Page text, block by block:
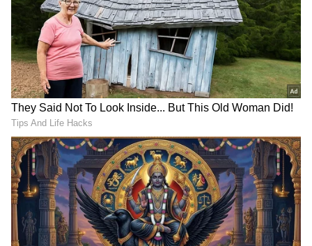
ಸಂಪ್ರದಾಯದ ಪ್ರಕಾರ, ಪರಕಮಣಿ ಎಂದರೆ ದೇಣಿಗೆಗಳ
ಸರಿಯಾದ ಎಣಿಕೆ ಮತ್ತು ಲೆಕ್ಕಪತ್ರ ನಿರ್ವಹಣೆ. ಇದು 2023
ರಿಂದ ಆರಂಭಗೊಂಡು, ತಿರುಮಲ ತಿರುಪತಿ ದೇವಸ್ಥಾನಗಳು
(TTD) ಹೊಸ, ಹೈಟೆಕ್ ಪರಕಮಣಿ ಕಟ್ಟಡವನ್ನು ತೆರೆದಿದೆ.
ಇದು ಅತ್ಯಾಧುನಿಕ ತಂತ್ರಜ್ಞಾನವನ್ನು ಹೊಂದಿರುವ
ವಿಶಾಲವಾದ, ಹವಾನಿಯಂತ್ರಿತ ಸಭಾಂಗಣವಾಗಿದೆ. ಕಟ್ಟಡಕ್ಕೆ
ಭಾರೀ ಭದ್ರತಾ ಮತ್ತು ಪಾರದರ್ಶವಾಗಿರುವುದರಿಂದ
ಯಾವುದೇ ದೇಣಿಗೆ ಕಳವಿಗೆ ಅವಕಾಶ ಇಲ್ಲ. ಕೆಲವು
ಪ್ರದೇಶಗಳು ಗಾಜಿನ ಗೋಡೆಗಳನ್ನು ಹೊಂದಿದ್ದು, ಸಾಮಾನ್ಯ
ಭಕ್ತರು ಹೊರಗಿನಿಂದ ಸಂಪೂರ್ಣ ಎಣಿಕೆ ಪ್ರಕ್ರಿಯೆಯನ್ನು
ಸ್ಪಷ್ಟವಾಗಿ ವೀಕ್ಷಿಸಲು ಅನುವು ಮಾಡಿಕೊಡುತ್ತದೆ.